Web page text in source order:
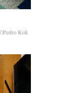
Kok